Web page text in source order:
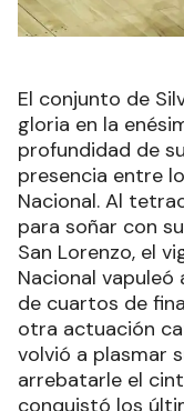
El conjunto de
gloria en la
profundidad de
presencia entre
Nacional. Al
para soñar con
San Lorenzo, el
Nacional
de cuartos de
otra actuación
volvió a plasmar
arrebatarle el
conquistó los